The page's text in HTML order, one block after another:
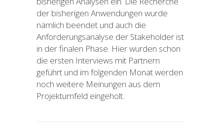
der bisherigen Anwendungen wurde
nämlich beendet und auch die
Anforderungsanalyse der Stakeholder ist
in der finalen Phase. Hier wurden schon
die ersten Interviews mit Partnern
geführt und im folgenden Monat werden
noch weitere Meinungen aus dem
Projektumfeld eingeholt.